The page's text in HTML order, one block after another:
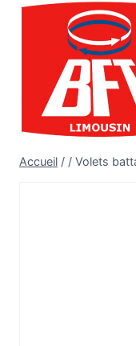
Aller
Accueil / / Volets